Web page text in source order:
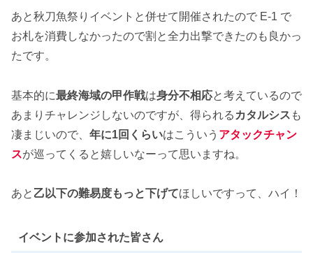
あと秋刀魚祭りイベントと併せて開催されたので E-1 で
お札を消費しなかったので割と全力出撃できたのも良かっ
たです。
基本的に最終海域の甲作戦は身分不相応と考えているので
あまりチャレンジしないのですが、得られる カタルシス も
凄まじいので、 年に1回くらいはこういう アタックチャン
スが巡ってくると嬉しいなーって思いますね。
あと 乙以下の難易度もっと下げてほしいですって、ハイ！
イベントに参加された皆さん